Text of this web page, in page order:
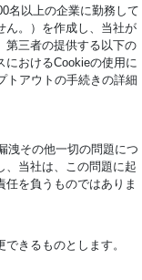
名以上の企業に勤務して
ん。）を作成し、当社が
第三者の提供する以下の
におけるCookieの使用に
トアウトの手続きの詳細
洩その他一切の問題につ
、当社は、この問題に起
任を負うものではありま
きるものとします。